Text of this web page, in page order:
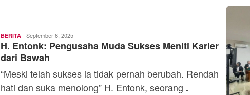
BERITA Yosef
Naiobe
September 6, 2025
H. Entonk: Pengusaha Muda Sukses Meniti Karier
dari Bawah
“Meski telah sukses ia tidak pernah berubah. Rendah
hati dan suka menolong” H. Entonk, seorang .